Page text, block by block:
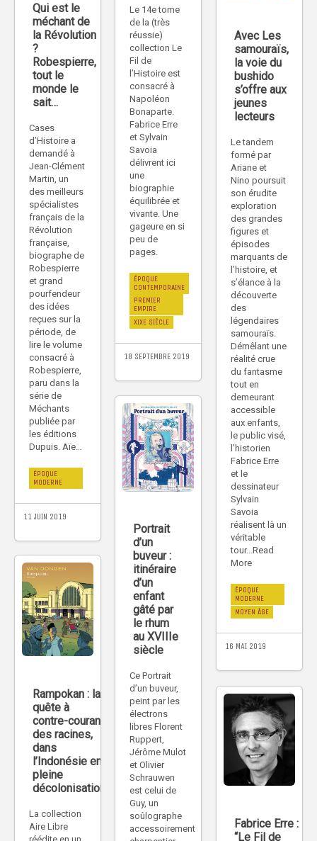
Le 14e tome
de la (très
réussie)
collection Le
Fil de
l’Histoire est
consacré à
Napoléon
Bonaparte.
Fabrice Erre
et Sylvain
Savoia
délivrent ici
une
biographie
équilibrée et
vivante. Une
gageure en si
peu de
pages.
ÉPOQUE
CONTEMPORAINE
PREMIER
EMPIRE
XIXE SIÈCLE
18 SEPTEMBRE 2019
Qui est le
méchant de
la Révolution
?
Robespierre,
tout le
monde le
sait…
Cases
d’Histoire a
demandé à
Jean-Clément
Martin, un
des meilleurs
spécialistes
français de la
Révolution
française,
biographe de
Robespierre
et grand
pourfendeur
des idées
reçues sur la
période, de
lire le volume
consacré à
Robespierre,
paru dans la
série de
Méchants
publiée par
les éditions
Dupuis. Aïe…
ÉPOQUE
MODERNE
11 JUIN 2019
Avec Les
samouraïs,
la voie du
bushido
s’offre aux
jeunes
lecteurs
Le tandem
formé par
Ariane et
Nino poursuit
son érudite
exploration
des grandes
figures et
épisodes
marquants de
l’histoire, et
s’élance à la
découverte
des
légendaires
samouraïs.
Démêlant une
réalité crue
du fantasme
tout en
demeurant
accessible
aux enfants,
le public visé,
l’historien
Fabrice Erre
et le
dessinateur
Sylvain
Savoia
réalisent là un
véritable
tour...Read
More
ÉPOQUE
MODERNE
MOYEN ÂGE
16 MAI 2019
Portrait
d’un
buveur :
itinéraire
d’un
enfant
gâté par
le rhum
au XVIIIe
siècle
Ce Portrait
d’un buveur,
peint par les
électrons
libres Florent
Ruppert,
Jérôme Mulot
et Olivier
Schrauwen
est celui de
Guy, un
soûlographe
accessoirement
Rampokan : la
quête à
contre-courant
des racines,
dans
l’Indonésie en
pleine
décolonisation
La collection
Aire Libre
Fabrice Erre :
“Le Fil de